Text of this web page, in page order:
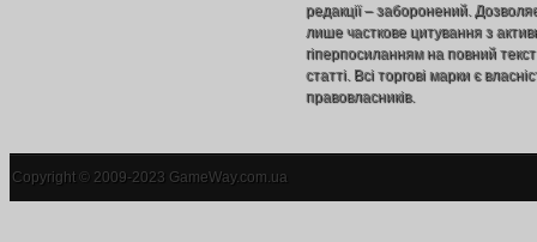
редакції – заборонений.
лише часткове цитування з
гіперпосиланням на повний текст
статті. Всі торгові марки є
правовласників.
Copyright © 2009-2023 GameWay.com.ua